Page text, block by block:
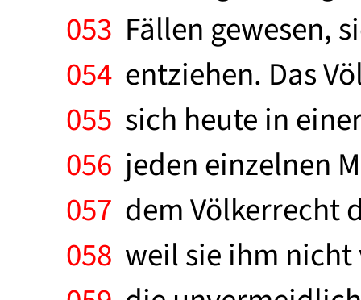
053 Fällen gewesen,
054 entziehen. Das
055 sich heute in
056 jeden einzelnen
057 dem Völkerrecht
058 weil sie ihm